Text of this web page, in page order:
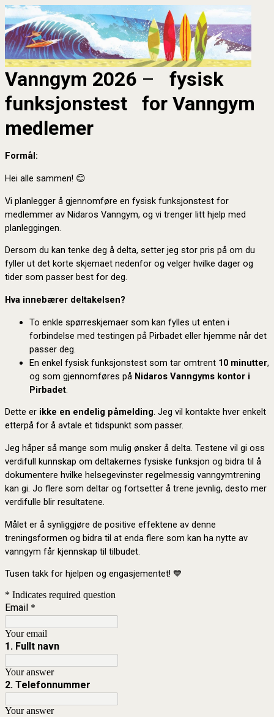
Vanngym 2026 – fysisk
funksjonstest for Vanngym
medlemer
Formål :
Hei alle sammen! 😊
Vi planlegger å gjennomføre en fysisk funksjonstest for
medlemmer av Nidaros Vanngym, og vi trenger litt hjelp med
planleggingen.
Dersom du kan tenke deg å delta, setter jeg stor pris på om du
fyller ut det korte skjemaet nedenfor og velger hvilke dager og
tider som passer best for deg.
Hva innebærer deltakelsen?
To enkle spørreskjemaer som kan fylles ut enten i
forbindelse med testingen på Pirbadet eller hjemme når det
passer deg.
En enkel fysisk funksjonstest som tar omtrent 10 minutter,
og som gjennomføres på Nidaros Vanngyms kontor i
Pirbadet.
Dette er ikke en endelig påmelding. Jeg vil kontakte hver enkelt
etterpå for å avtale et tidspunkt som passer.
Jeg håper så mange som mulig ønsker å delta. Testene vil gi oss
verdifull kunnskap om deltakernes fysiske funksjon og bidra til å
dokumentere hvilke helsegevinster regelmessig vanngymtrening
kan gi. Jo flere som deltar og fortsetter å trene jevnlig, desto mer
verdifulle blir resultatene.
Målet er å synliggjøre de positive effektene av denne
treningsformen og bidra til at enda flere som kan ha nytte av
vanngym får kjennskap til tilbudet.
Tusen takk for hjelpen og engasjementet! 💙
* Indicates required question
Email *
Your email
1. Fullt navn
Your answer
2. Telefonnummer
Your answer